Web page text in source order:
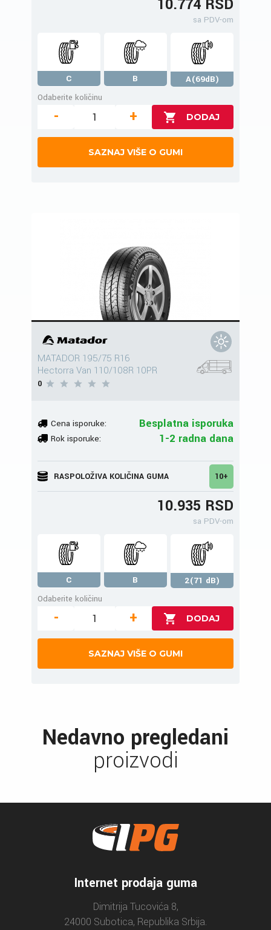
10.774 RSD
sa PDV-om
C B
A(69dB)
Odaberite količinu
- +
SAZNAJ VIŠE O GUMI
MATADOR 195/75 R16
Hectorra Van 110/108R 10PR
0
Cena isporuke: Besplatna isporuka
Rok isporuke: 1-2 radna dana
RASPOLOŽIVA KOLIČINA GUMA 10+
10.935 RSD
sa PDV-om
C B
2(71 dB)
Odaberite količinu
- +
SAZNAJ VIŠE O GUMI
Nedavno pregledani
proizvodi
Internet prodaja guma
Dimitrija Tucovića 8,
24000 Subotica, Republika Srbija.